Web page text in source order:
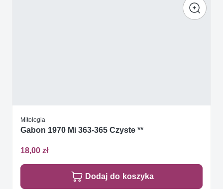
Mitologia
Gabon 1970 Mi 363-365 Czyste **
18,00 zł
Dodaj do koszyka